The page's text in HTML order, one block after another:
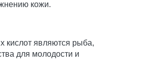
кожи.
кислот являются рыба,
для молодости и